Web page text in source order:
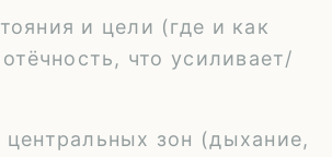
и цели (где и как
что усиливает/
центральных зон (дыхание,